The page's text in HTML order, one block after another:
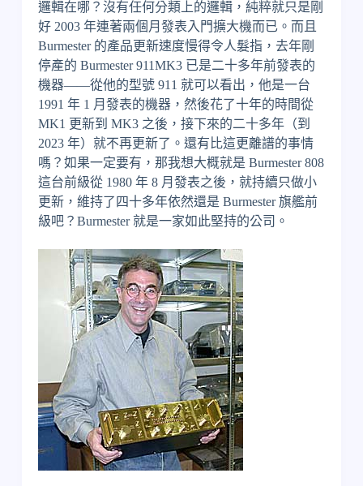
邏輯在哪？沒有任何分類上的邏輯，純粹就只是剛
好 2003 年連著兩個月發表入門擴大機而已。而且
Burmester 的產品更新速度慢得令人髮指，去年剛
停產的 Burmester 911MK3 已是二十多年前發表的
機器——從他的型號 911 就可以看出，他是一台
1991 年 1 月發表的機器，然後花了十年的時間從
MK1 更新到 MK3 之後，接下來的二十多年（到
2023 年）就不再更新了。還有比這更離譜的事情
嗎？如果一定要有，那我想大概就是 Burmester 808
這台前級從 1980 年 8 月發表之後，就持續只做小
更新，維持了四十多年依然還是 Burmester 旗艦前
級吧？Burmester 就是一家如此堅持的公司。